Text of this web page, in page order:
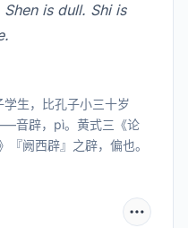
Shen is dull. Shi is
生，比孔子小三十岁
音辟，pì。黄式三《论
『阙西辟』之辟，偏也。